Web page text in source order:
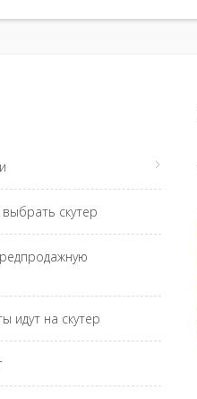
скутер
идут на скутер